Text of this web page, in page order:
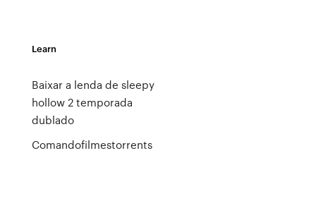
Learn
Baixar a lenda de sleepy
hollow 2 temporada
dublado
Comandofilmestorrents